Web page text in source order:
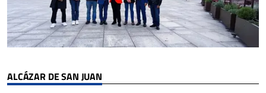
ALCÁZAR DE SAN JUAN